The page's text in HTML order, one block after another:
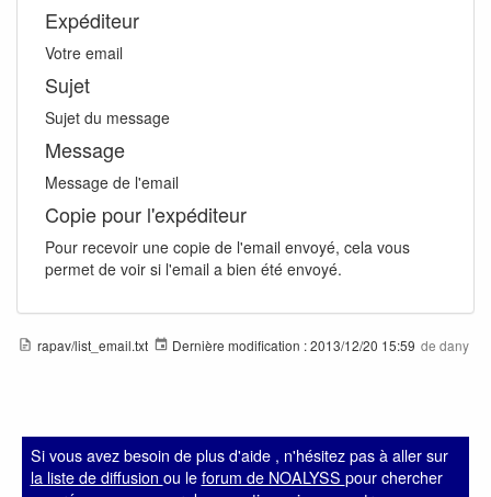
Expéditeur
Votre email
Sujet
Sujet du message
Message
Message de l'email
Copie pour l'expéditeur
Pour recevoir une copie de l'email envoyé, cela vous
permet de voir si l'email a bien été envoyé.
rapav/list_email.txt Dernière modification :2013/12/20 15:59 de dany
Si vous avez besoin de plus d'aide , n'hésitez pas à aller sur
la liste de diffusion ou le forum de NOALYSS pour chercher